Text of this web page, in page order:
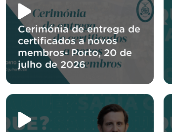
Cerimónia de entrega de
certificados a novos
membros- Porto, 20 de
julho de 2026